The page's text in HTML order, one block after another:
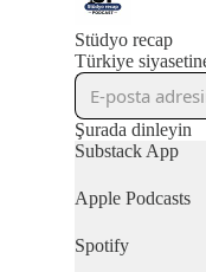
Stüdyo recap
Türkiye
Şurada dinleyin
Substack App
Apple Podcasts
Spotify